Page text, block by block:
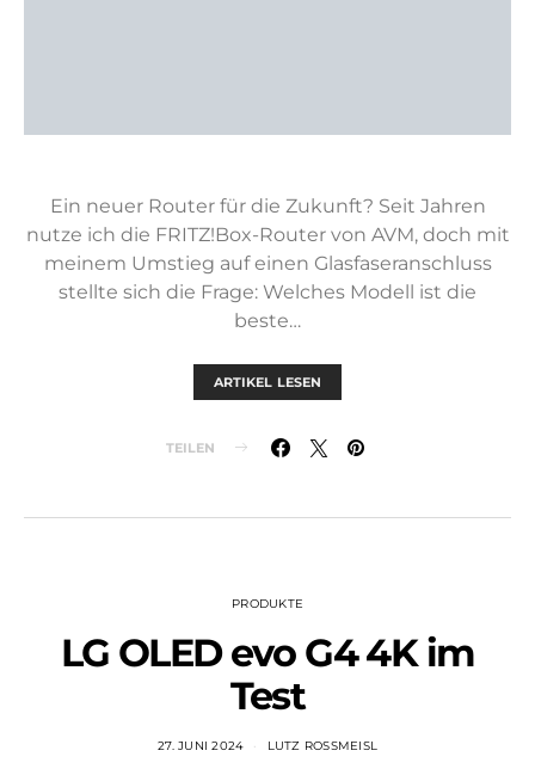
Ein neuer Router für die Zukunft? Seit Jahren
nutze ich die FRITZ!Box-Router von AVM, doch mit
meinem Umstieg auf einen Glasfaseranschluss
stellte sich die Frage: Welches Modell ist die
beste…
ARTIKEL LESEN
TEILEN
PRODUKTE
LG OLED evo G4 4K im
Test
27. JUNI 2024 LUTZ ROSSMEISL